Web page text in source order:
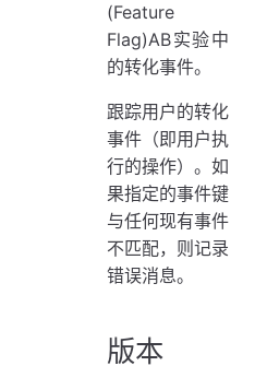
(Feature
Flag)AB实验中
的转化事件。
跟踪用户的转化
事件（即用户执
行的操作）。如
果指定的事件键
与任何现有事件
不匹配，则记录
错误消息。
版本